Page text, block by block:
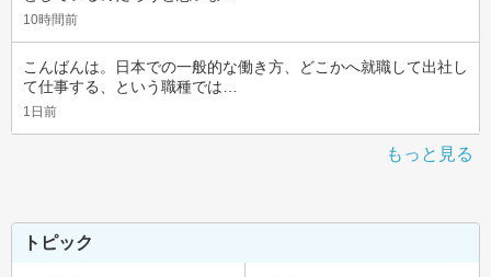
10時間前
こんばんは。日本での一般的な働き方、どこかへ就職して出社し
て仕事する、という職種では…
1日前
もっと見る
トピック